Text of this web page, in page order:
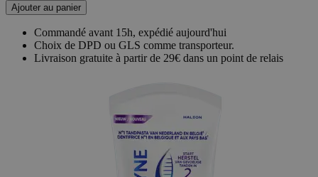
Ajouter au panier
Commandé avant 15h, expédié aujourd'hui
Choix de DPD ou GLS comme transporteur.
Livraison gratuite à partir de 29€ dans un point de relais